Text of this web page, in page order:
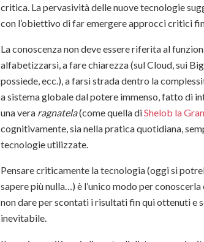
critica. La pervasività delle nuove tecnologie
con l’obiettivo di far emergere approcci critici
La conoscenza non deve essere riferita al
alfabetizzarsi, a fare chiarezza (sul Cloud, sui
possiede, ecc.), a farsi strada dentro la
a sistema globale dal potere immenso, fatto di
una vera ragnatela(come quella diShelob la
cognitivamente, sia nella pratica quotidiana,
tecnologie utilizzate.
Pensare criticamente la tecnologia (oggi si
sapere più nulla…) è l’unico modo per
non dare per scontati i risultati fin qui ottenuti
inevitabile.